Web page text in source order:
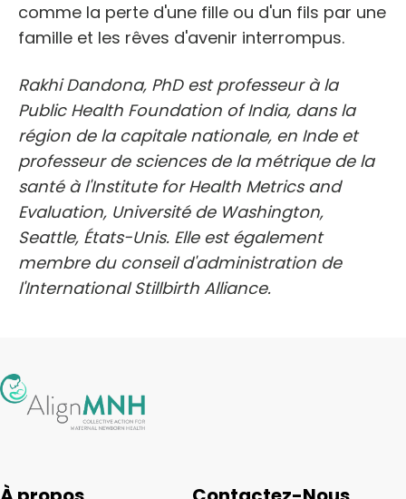
comme la perte d'une fille ou d'un fils par une
famille et les rêves d'avenir interrompus.
Rakhi Dandona, PhD est professeur à la
Public Health Foundation of India, dans la
région de la capitale nationale, en Inde et
professeur de sciences de la métrique de la
santé à l'Institute for Health Metrics and
Evaluation, Université de Washington,
Seattle, États-Unis. Elle est également
membre du conseil d'administration de
l'International Stillbirth Alliance.